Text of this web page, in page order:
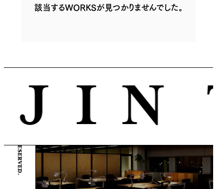
該当するWORKSが見つかりませんでした。
© ENJIN Inc. ALL RIGHTS RESERVED.